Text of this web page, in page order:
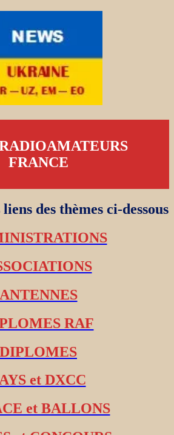
FRANCE
des thèmes ci-dessous
ANTENNES
RAF
DIPLOMES
et DXCC
et BALLONS